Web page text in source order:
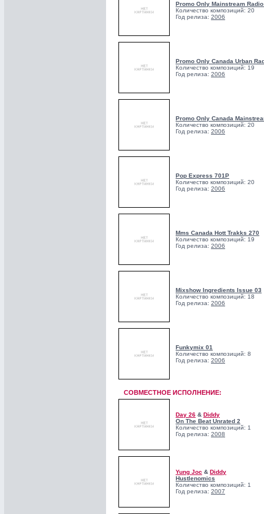
Promo Only Mainstream
Количество композиций: 20
Год релиза: 2006
Promo Only Canada Urban
Количество композиций: 19
Год релиза: 2006
Promo Only Canada
Количество композиций: 20
Год релиза: 2006
Pop Express 701P
Количество композиций: 20
Год релиза: 2006
Mms Canada Hott Trakks 270
Количество композиций: 19
Год релиза: 2006
Mixshow Ingredients Issue 03
Количество композиций: 18
Год релиза: 2006
Funkymix 01
Количество композиций: 8
Год релиза: 2006
СОВМЕСТНОЕ ИСПОЛНЕНИЕ:
Day 26 & Diddy
On The Beat Unrated 2
Количество композиций: 1
Год релиза: 2008
Yung Joc & Diddy
Hustlenomics
Количество композиций: 1
Год релиза: 2007